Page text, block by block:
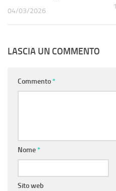
04/03/2026
LASCIA UN COMMENTO
Commento*
Nome*
Sito web